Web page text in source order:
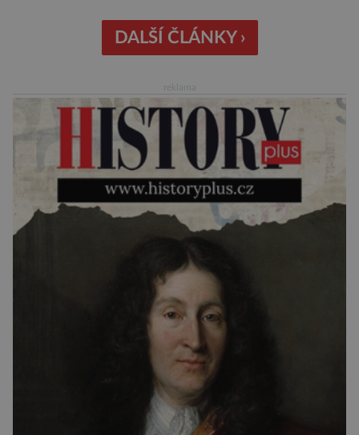
ochrana. Onu biologickou ochranu představují
například parazitické vosičky, které bývají
hmyzu. Takové vosičky jsou dosti malé, […]
DALŠÍ ČLÁNKY ›